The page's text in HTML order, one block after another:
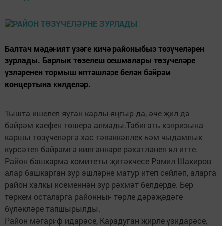
Балтач мәдәният үзәге кичә районыбыз төзүчеләрен
зурлады. Барлык төзелеш оешмалары төзүчеләре
үзләренен тормыш иптәшләре белән бәйрәм
концертына килделәр.
Тышта ишелеп яуган карлы-яңгыр да, әче җил дә
бәйрәм кәефен төшерә алмады.Табигать капризына
каршы төзүчеләргә хас тәвәккәллек һәм чыдамлык
күрсәтеп бәйрәмгә килгәннәре рәхәтләнеп ял итте.
Район башкарма комитеты җитәкчесе Рамил Шакиров
алар башкарган зур эшләрне матур итеп сөйләп, аларга
район халкы исеменнән зур рәхмәт белдерде. Бер
төркем осталарга районнын төрле дәрәҗәдәге
бүләкләре тапшырылды.
Район мәгариф идарәсе, Карадуган җирле үзидарәсе,